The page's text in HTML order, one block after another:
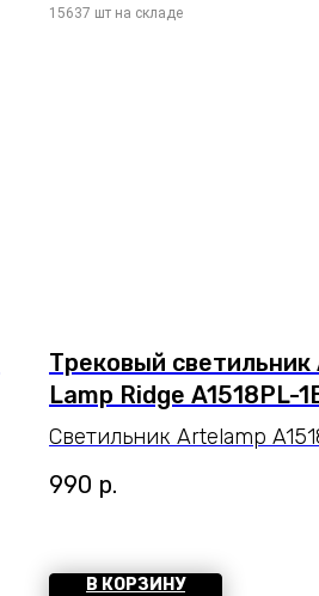
Трековый
Lamp Ridge A1518PL-
Светильник Artelamp
1BK серии Ridge.
стиль помещения. Высота
пылевлагозащиты IP — 20.
990 р.
В КОРЗИНУ